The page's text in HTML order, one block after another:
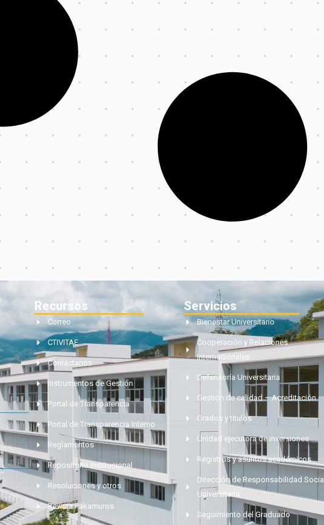
Recursos
Correo
CTIVITAE
Contáctanos
Instrumentos de Gestión
Portal de Transparencia
Portal de Transparencia Interno
Reglamentos
Repositorio Institucional
Resoluciones y otros
Revista Pakamuros
Servicios
Bienestar Universitario
Cooperación y Relaciones
Internacionales
Defensoría Universitaria
Gestión de calidad – Acreditación
Grados y titulos
Unidad ejecutora de inversiones
Registros y asuntos académicos
Dirección de Responsabilidad Social
Universitaria
Seguimiento del Graduado